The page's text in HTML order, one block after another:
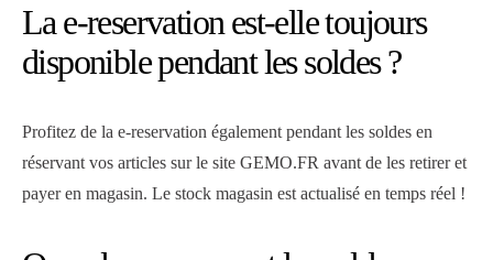
La e-reservation est-elle toujours
disponible pendant les soldes ?
Profitez de la e-reservation également pendant les soldes en
réservant vos articles sur le site GEMO.FR avant de les retirer et
payer en magasin. Le stock magasin est actualisé en temps réel !